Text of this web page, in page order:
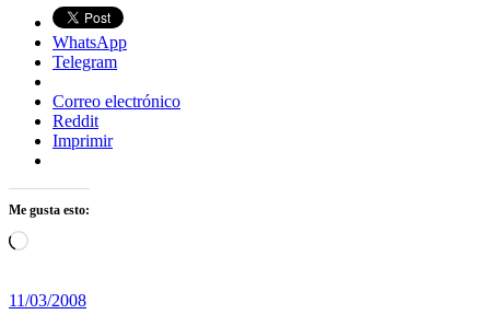
WhatsApp
Telegram
Correo electrónico
Reddit
Imprimir
Me gusta esto:
Cargando...
11/03/2008